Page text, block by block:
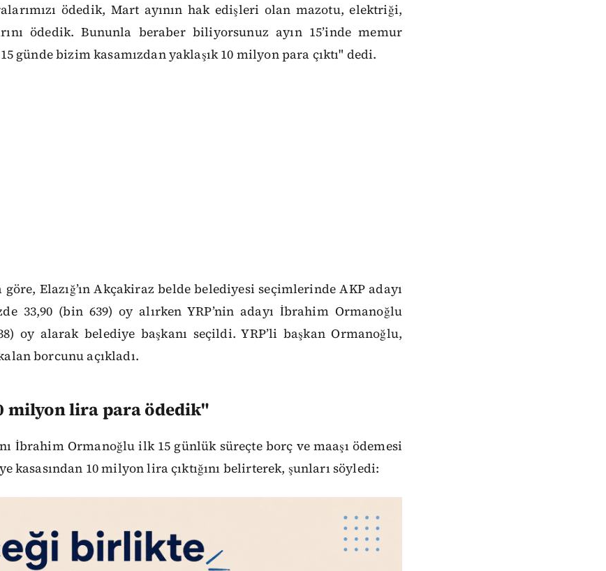
ödedik, Mart ayının hak edişleri olan mazotu, elektriği,
ödedik. Bununla beraber biliyorsunuz ayın 15’inde memur
günde bizim kasamızdan yaklaşık 10 milyon para çıktı" dedi.
göre, Elazığ’ın Akçakiraz belde belediyesi seçimlerinde AKP adayı
33,90 (bin 639) oy alırken YRP’nin adayı İbrahim Ormanoğlu
oy alarak belediye başkanı seçildi. YRP’li başkan Ormanoğlu,
borcunu açıkladı.
milyon lira para ödedik"
İbrahim Ormanoğlu ilk 15 günlük süreçte borç ve maaşı ödemesi
kasasından 10 milyon lira çıktığını belirterek, şunları söyledi: